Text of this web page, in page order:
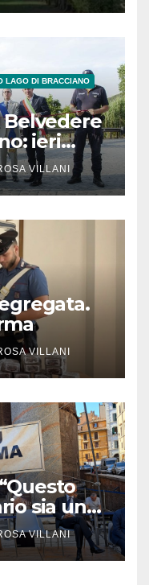
LAGO DI BRACCIANO
Belvedere
ieri
VILLANI
VILLANI
sia un
VILLANI